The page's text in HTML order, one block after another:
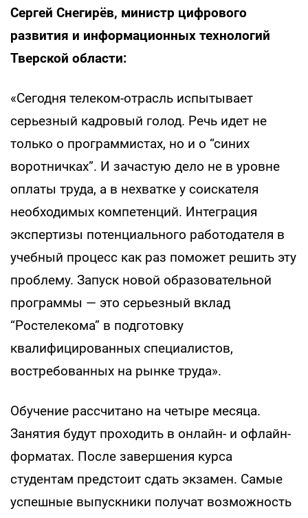
Сергей Снегирёв, министр цифрового
развития и информационных технологий
Тверской области:
«Сегодня телеком-отрасль испытывает
серьезный кадровый голод. Речь идет не
только о программистах, но и о “синих
воротничках”. И зачастую дело не в уровне
оплаты труда, а в нехватке у соискателя
необходимых компетенций. Интеграция
экспертизы потенциального работодателя в
учебный процесс как раз поможет решить эту
проблему. Запуск новой образовательной
программы — это серьезный вклад
“Ростелекома” в подготовку
квалифицированных специалистов,
востребованных на рынке труда».
Обучение рассчитано на четыре месяца.
Занятия будут проходить в онлайн- и офлайн-
форматах. После завершения курса
студентам предстоит сдать экзамен. Самые
успешные выпускники получат возможность